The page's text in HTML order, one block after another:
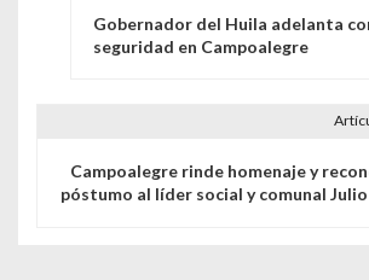
Gobernador del Huila adelanta
seguridad en Campoalegre
Campoalegre rinde homenaje y
póstumo al líder social y comunal